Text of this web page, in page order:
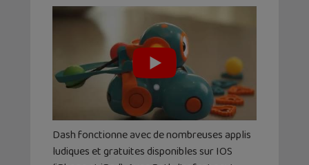
Dash fonctionne avec de nombreuses applis
ludiques et gratuites disponibles sur IOS